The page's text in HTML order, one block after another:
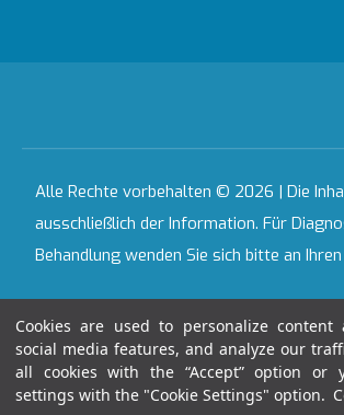
Cookies are used to personalize content
social media features, and analyze our
all cookies with the “Accept” option or
settings with the "Cookie Settings" option.
Alle Rechte vorbehalten © 2026 | Die
ausschließlich der Information. Für
Behandlung wenden Sie sich bitte an
06:26:22